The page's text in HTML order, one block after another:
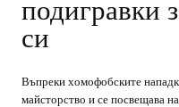
подигравки
си
Въпреки хомофобските
майсторство и се посвещава